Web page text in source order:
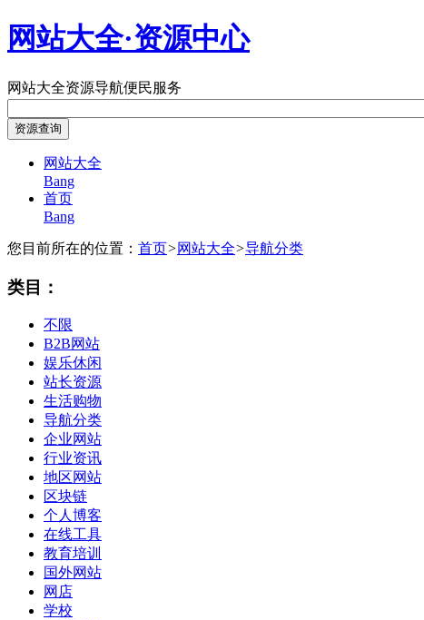
网站大全·资源中心
网站大全资源导航便民服务
网站大全
Bang
首页
Bang
您目前所在的位置： 首页>网站大全>导航分类
类目：
不限
B2B网站
娱乐休闲
站长资源
生活购物
导航分类
企业网站
行业资讯
地区网站
区块链
个人博客
在线工具
教育培训
国外网站
网店
学校